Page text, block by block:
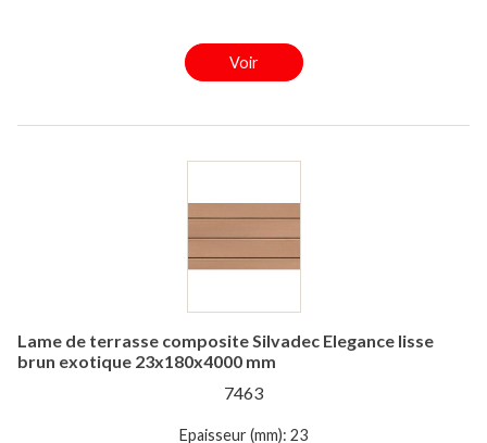
Voir
Lame de terrasse composite Silvadec Elegance lisse
brun exotique 23x180x4000 mm
7463
Epaisseur (mm): 23